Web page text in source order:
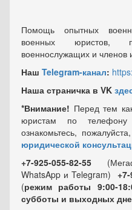
Помощь опытных
военных юристов,
военнослужащих и членов
Наш Telegram-канал:
Наша страничка в VK
*Внимание! Перед тем
юристам по
ознакомьтесь,
юридической
+7-925-055-82-55
WhatsApp и Telegram)
(режим работы 9:00-
субботы и выходных